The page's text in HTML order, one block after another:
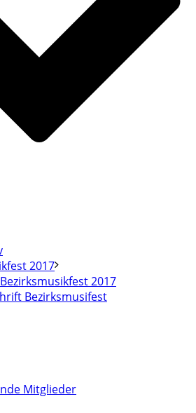
2017
2017
Bezirksmusifest
Mitglieder